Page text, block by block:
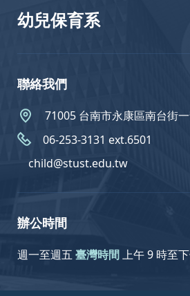
幼兒保育系
聯絡我們
71005 台南市永康區南台街
06-253-3131 ext.6501
child@stust.edu.tw
辦公時間
週一至週五 臺灣時間上午 9 時至